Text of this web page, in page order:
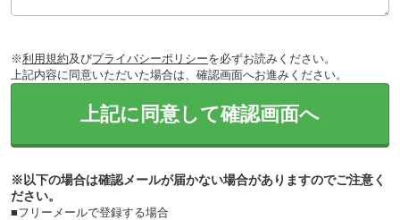
※利用規約及びプライバシーポリシーを必ずお読みください。
上記内容に同意いただいた場合は、確認画面へお進みください。
上記に同意して確認画面へ
※以下の場合は確認メールが届かない場合がありますのでご注意く
ださい。
■フリーメールで登録する場合